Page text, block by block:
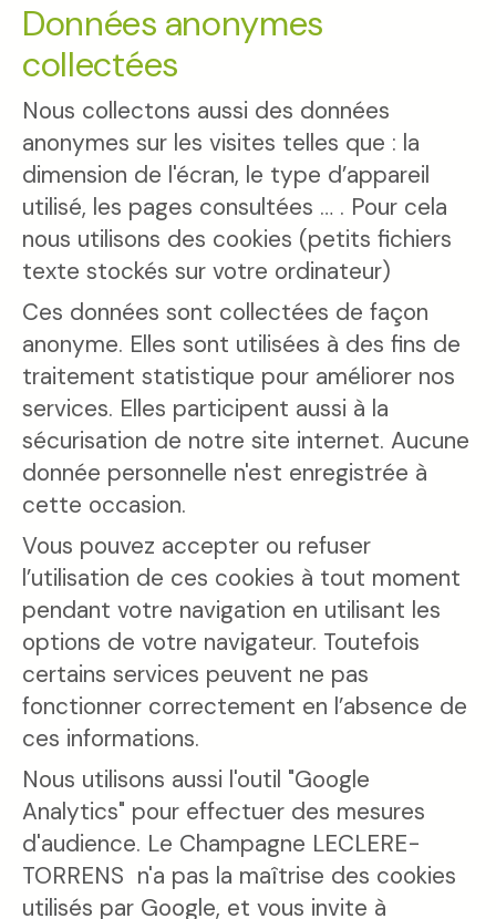
Données anonymes
collectées
Nous collectons aussi des données
anonymes sur les visites telles que : la
dimension de l'écran, le type d’appareil
utilisé, les pages consultées … . Pour cela
nous utilisons des cookies (petits fichiers
texte stockés sur votre ordinateur)
Ces données sont collectées de façon
anonyme. Elles sont utilisées à des fins de
traitement statistique pour améliorer nos
services. Elles participent aussi à la
sécurisation de notre site internet. Aucune
donnée personnelle n'est enregistrée à
cette occasion.
Vous pouvez accepter ou refuser
l’utilisation de ces cookies à tout moment
pendant votre navigation en utilisant les
options de votre navigateur. Toutefois
certains services peuvent ne pas
fonctionner correctement en l’absence de
ces informations.
Nous utilisons aussi l'outil "Google
Analytics" pour effectuer des mesures
d'audience. Le Champagne LECLERE-
TORRENS n'a pas la maîtrise des cookies
utilisés par Google, et vous invite à